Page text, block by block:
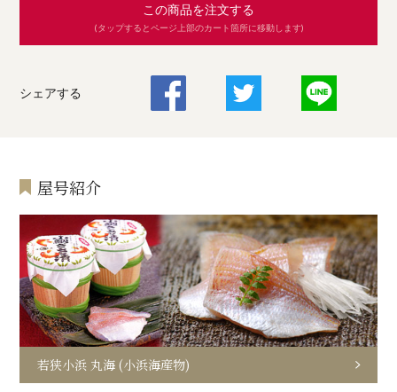
この商品を注文する
(タップするとページ上部のカート箇所に移動します)
シェアする
屋号紹介
若狭小浜 丸海 (小浜海産物)